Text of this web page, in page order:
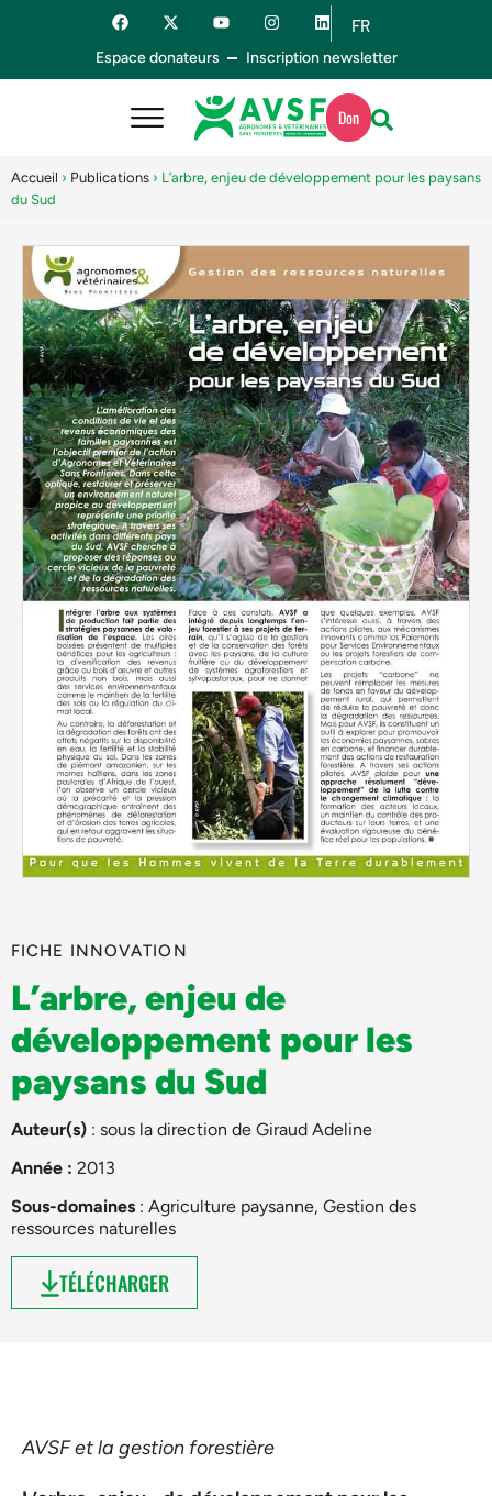
FR
ES
Espace donateurs Inscription newsletter
Don
Accueil › Publications › L’arbre, enjeu de développement pour les paysans
du Sud
FICHE INNOVATION
L’arbre, enjeu de
développement pour les
paysans du Sud
Auteur(s) : sous la direction de Giraud Adeline
Année : 2013
Sous-domaines : Agriculture paysanne, Gestion des
ressources naturelles
TÉLÉCHARGER
AVSF et la gestion forestière